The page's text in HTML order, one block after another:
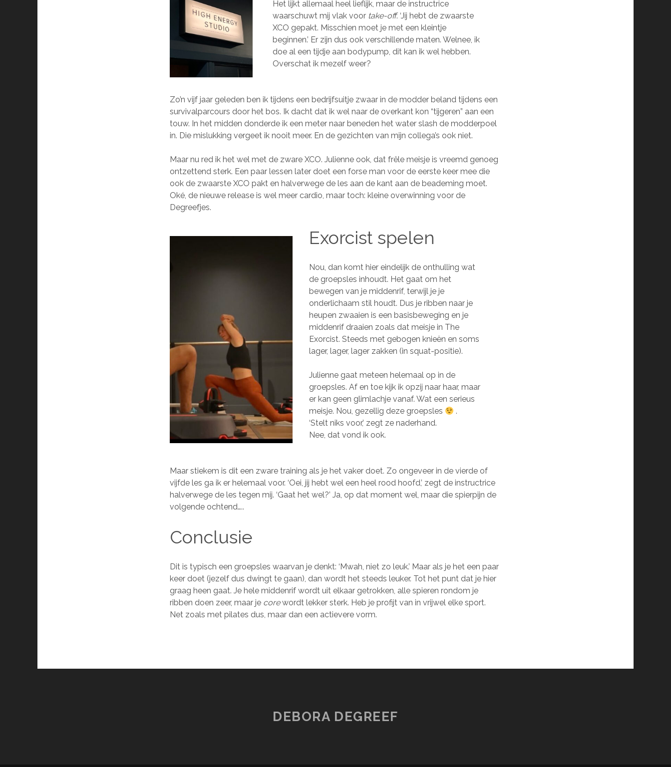
Het lijkt allemaal heel lieflijk, maar de instructrice
waarschuwt mij vlak voor take-off. ‘Jij hebt de zwaarste
XCO gepakt. Misschien moet je met een kleintje
beginnen.’ Er zijn dus ook verschillende maten. Welnee, ik
doe al een tijdje aan bodypump, dit kan ik wel hebben.
Overschat ik mezelf weer?
Zo’n vijf jaar geleden ben ik tijdens een bedrijfsuitje zwaar in de modder beland tijdens een
survivalparcours door het bos. Ik dacht dat ik wel naar de overkant kon “tijgeren” aan een
touw. In het midden donderde ik een meter naar beneden het water slash de modderpoel
in. Die mislukking vergeet ik nooit meer. En de gezichten van mijn collega’s ook niet.
Maar nu red ik het wel met de zware XCO. Julienne ook, dat frêle meisje is vreemd genoeg
ontzettend sterk. Een paar lessen later doet een forse man voor de eerste keer mee die
ook de zwaarste XCO pakt en halverwege de les aan de kant aan de beademing moet.
Oké, de nieuwe release is wel meer cardio, maar toch: kleine overwinning voor de
Degreefjes.
Exorcist spelen
Nou, dan komt hier eindelijk de onthulling wat
de groepsles inhoudt. Het gaat om het
bewegen van je middenrif, terwijl je je
onderlichaam stil houdt. Dus je ribben naar je
heupen zwaaien is een basisbeweging en je
middenrif draaien zoals dat meisje in The
Exorcist. Steeds met gebogen knieën en soms
lager, lager, lager zakken (in squat-positie).
Julienne gaat meteen helemaal op in de
groepsles. Af en toe kijk ik opzij naar haar, maar
er kan geen glimlachje vanaf. Wat een serieus
meisje. Nou, gezellig deze groepsles
.
‘Stelt niks voor,’ zegt ze naderhand.
Nee, dat vond ik ook.
Maar stiekem is dit een zware training als je het vaker doet. Zo ongeveer in de vierde of
vijfde les ga ik er helemaal voor. ‘Oei, jij hebt wel een heel rood hoofd,’ zegt de instructrice
halverwege de les tegen mij. ‘Gaat het wel?’ Ja, op dat moment wel, maar die spierpijn de
volgende ochtend…..
Conclusie
Dit is typisch een groepsles waarvan je denkt: ‘Mwah, niet zo leuk.’ Maar als je het een paar
keer doet (jezelf dus dwingt te gaan), dan wordt het steeds leuker. Tot het punt dat je hier
graag heen gaat. Je hele middenrif wordt uit elkaar getrokken, alle spieren rondom je
ribben doen zeer, maar je corewordt lekker sterk. Heb je profijt van in vrijwel elke sport.
Net zoals met pilates dus, maar dan een actievere vorm.
DEBORA DEGREEF